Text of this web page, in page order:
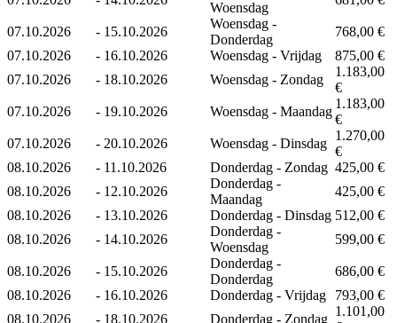
Woensdag
07.10.2026 - 15.10.2026
Woensdag -
Donderdag
768,00 €
07.10.2026
- 16.10.2026 Woensdag - Vrijdag
875,00 €
07.10.2026
- 18.10.2026 Woensdag - Zondag
1.183,00
€
07.10.2026
- 19.10.2026 Woensdag - Maandag
1.183,00
€
07.10.2026
- 20.10.2026 Woensdag - Dinsdag
1.270,00
€
08.10.2026
- 11.10.2026 Donderdag - Zondag 425,00 €
08.10.2026
- 12.10.2026
Donderdag -
Maandag
425,00 €
08.10.2026
- 13.10.2026 Donderdag - Dinsdag 512,00 €
08.10.2026
- 14.10.2026
Donderdag -
Woensdag
599,00 €
08.10.2026 - 15.10.2026
Donderdag -
Donderdag
686,00 €
08.10.2026
- 16.10.2026 Donderdag - Vrijdag
793,00 €
08.10.2026
- 18.10.2026 Donderdag - Zondag
1.101,00